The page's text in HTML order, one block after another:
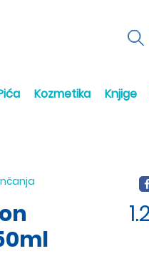
Kozmetika Knjige